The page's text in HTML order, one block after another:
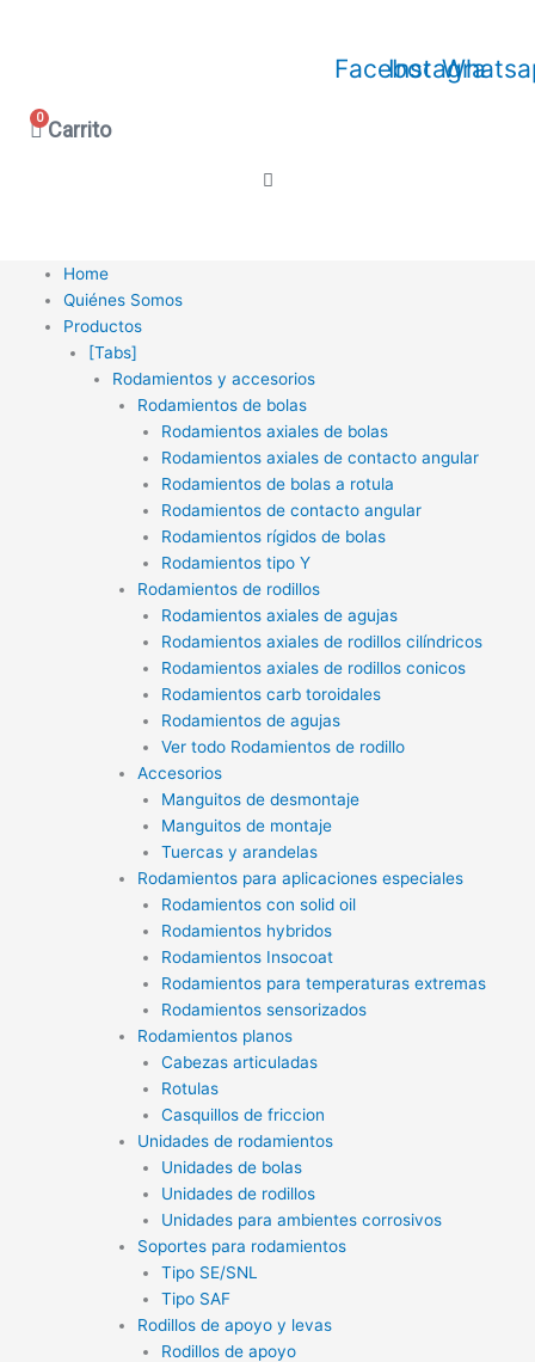
Facebook
Instagram
0 Carrito
Home
Quiénes Somos
Productos
[Tabs]
Rodamientos y accesorios
Rodamientos de bolas
Rodamientos axiales de bolas
Rodamientos axiales de contacto angular
Rodamientos de bolas a rotula
Rodamientos de contacto angular
Rodamientos rígidos de bolas
Rodamientos tipo Y
Rodamientos de rodillos
Rodamientos axiales de agujas
Rodamientos axiales de rodillos cilíndricos
Rodamientos axiales de rodillos conicos
Rodamientos carb toroidales
Rodamientos de agujas
Ver todo Rodamientos de rodillo
Accesorios
Manguitos de desmontaje
Manguitos de montaje
Tuercas y arandelas
Rodamientos para aplicaciones especiales
Rodamientos con solid oil
Rodamientos hybridos
Rodamientos Insocoat
Rodamientos para temperaturas extremas
Rodamientos sensorizados
Rodamientos planos
Cabezas articuladas
Rotulas
Casquillos de friccion
Unidades de rodamientos
Unidades de bolas
Unidades de rodillos
Unidades para ambientes corrosivos
Soportes para rodamientos
Tipo SE/SNL
Tipo SAF
Rodillos de apoyo y levas
Rodillos de apoyo